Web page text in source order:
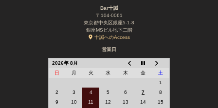
Bar十誡
〒104-0061
東京都中央区銀座5-1-8
銀座MSビル地下二階
十誡へのAccess
営業日
2026年 8月
日
月 火 水 木 金
土
1
2
3 4 5 6 7
8
9
10 11 12 13 14
15